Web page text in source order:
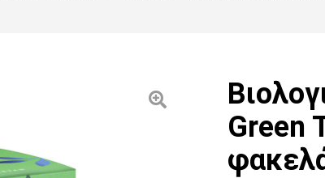
Green